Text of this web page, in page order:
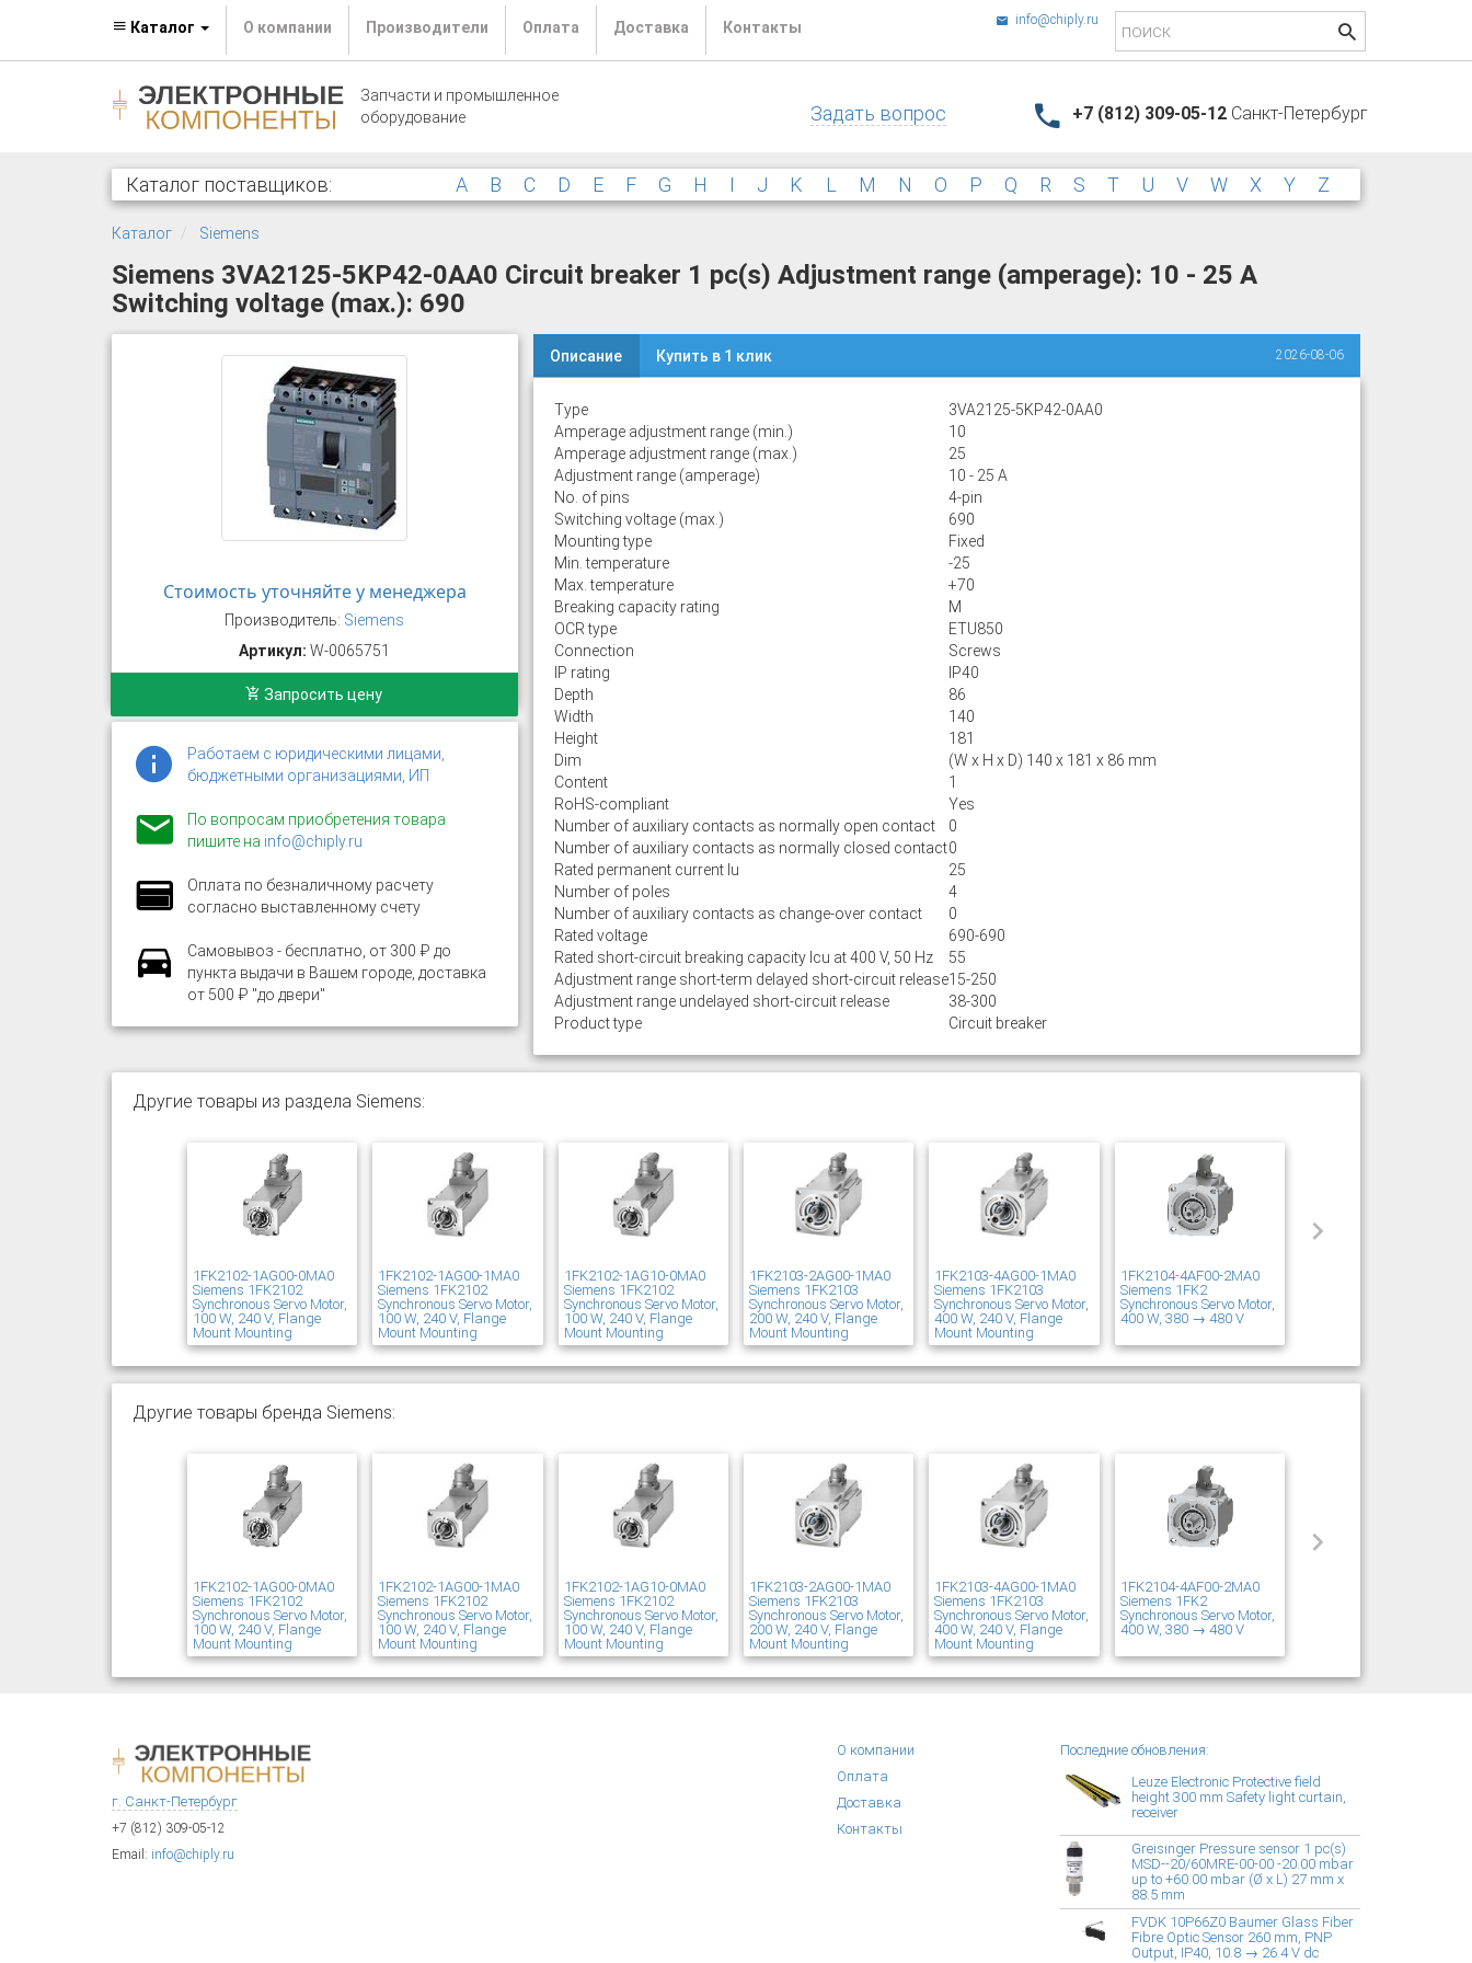
Каталог О компании Производители Оплата Доставка Контакты info@chiply.ru
Запчасти и промышленное
оборудование
Задать вопрос +7 (812) 309-05-12 Санкт-Петербург
Каталог поставщиков: A B C D E F G H I J K L M N O P Q R S T U VW XY Z
Каталог Siemens
Siemens 3VA2125-5KP42-0AA0 Circuit breaker 1 pc(s) Adjustment range (amperage): 10 - 25 A
Switching voltage (max.): 690
Стоимость уточняйте у менеджера
Производитель: Siemens
Артикул: W-0065751
Запросить цену
Работаем с юридическими лицами,
бюджетными организациями, ИП
По вопросам приобретения товара
пишите на info@chiply.ru
Оплата по безналичному расчету
согласно выставленному счету
Самовывоз - бесплатно, от 300 ₽ до
пункта выдачи в Вашем городе, доставка
от 500 ₽ "до двери"
Описание Купить в 1 клик 2026-08-06
Type
3VA2125-5KP42-0AA0
Amperage adjustment range (min.)
10
Amperage adjustment range (max.)
25
Adjustment range (amperage)
10 - 25 A
No. of pins
4-pin
Switching voltage (max.)
690
Mounting type
Fixed
Min. temperature
-25
Max. temperature
+70
Breaking capacity rating
M
OCR type
ETU850
Connection
Screws
IP rating
IP40
Depth
86
Width
140
Height
181
Dim
(W x H x D) 140 x 181 x 86 mm
Content
1
RoHS-compliant
Yes
Number of auxiliary contacts as normally open contact
0
Number of auxiliary contacts as normally closed contact0
Rated permanent current Iu
25
Number of poles
4
Number of auxiliary contacts as change-over contact
0
Rated voltage
690-690
Rated short-circuit breaking capacity lcu at 400 V, 50 Hz
55
Adjustment range short-term delayed short-circuit release15-250
Adjustment range undelayed short-circuit release
38-300
Product type
Circuit breaker
Другие товары из раздела Siemens:
1FK2102-1AG00-0MA0
Siemens 1FK2102
Synchronous Servo Motor,
100 W, 240 V, Flange
Mount Mounting
1FK2102-1AG00-1MA0
Siemens 1FK2102
Synchronous Servo Motor,
100 W, 240 V, Flange
Mount Mounting
1FK2102-1AG10-0MA0
Siemens 1FK2102
Synchronous Servo Motor,
100 W, 240 V, Flange
Mount Mounting
1FK2103-2AG00-1MA0
Siemens 1FK2103
Synchronous Servo Motor,
200 W, 240 V, Flange
Mount Mounting
1FK2103-4AG00-1MA0
Siemens 1FK2103
Synchronous Servo Motor,
400 W, 240 V, Flange
Mount Mounting
1FK2104-4AF00-2MA0
Siemens 1FK2
Synchronous Servo Motor,
400 W, 380 → 480 V
Другие товары бренда Siemens:
1FK2102-1AG00-0MA0
Siemens 1FK2102
Synchronous Servo Motor,
100 W, 240 V, Flange
Mount Mounting
1FK2102-1AG00-1MA0
Siemens 1FK2102
Synchronous Servo Motor,
100 W, 240 V, Flange
Mount Mounting
1FK2102-1AG10-0MA0
Siemens 1FK2102
Synchronous Servo Motor,
100 W, 240 V, Flange
Mount Mounting
1FK2103-2AG00-1MA0
Siemens 1FK2103
Synchronous Servo Motor,
200 W, 240 V, Flange
Mount Mounting
1FK2103-4AG00-1MA0
Siemens 1FK2103
Synchronous Servo Motor,
400 W, 240 V, Flange
Mount Mounting
1FK2104-4AF00-2MA0
Siemens 1FK2
Synchronous Servo Motor,
400 W, 380 → 480 V
г. Санкт-Петербург
+7 (812) 309-05-12
Email: info@chiply.ru
О компании
Оплата
Доставка
Контакты
Последние обновления:
Leuze Electronic Protective field
height 300 mm Safety light curtain,
receiver
Greisinger Pressure sensor 1 pc(s)
MSD--20/60MRE-00-00 -20.00 mbar
up to +60.00 mbar (Ø x L) 27 mm x
88.5 mm
FVDK 10P66Z0 Baumer Glass Fiber
Fibre Optic Sensor 260 mm, PNP
Output, IP40, 10.8 → 26.4 V dc